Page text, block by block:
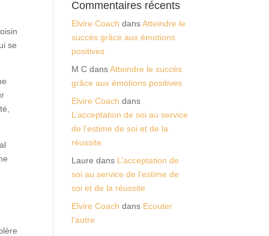
se
Commentaires récents
Elvire Coach dansAtteindre le
succès grâce aux émotions
positives
M C dansAtteindre le succès
grâce aux émotions positives
Elvire Coach dans
L’acceptation de soi au service
de l’estime de soi et de la
réussite
Laure dans L’acceptation de
soi au service de l’estime de
soi et de la réussite
Elvire Coach dans Ecouter
l’autre